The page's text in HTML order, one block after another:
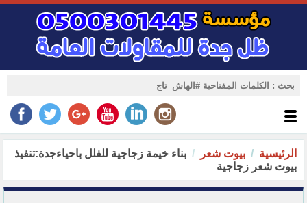
الرئيسية بيوت شعر
بناء خيمة زجاجية للفلل باحياءجدة:تنفيذ
بيوت شعر زجاجية